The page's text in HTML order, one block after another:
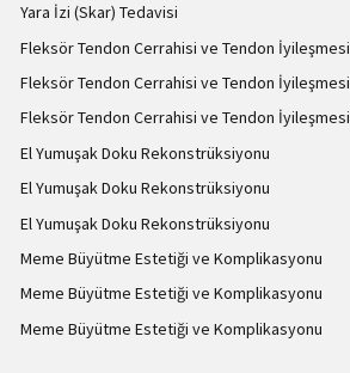
Yara İzi (Skar) Tedavisi
Fleksör Tendon Cerrahisi ve Tendon İyileşmesi
Fleksör Tendon Cerrahisi ve Tendon İyileşmesi
Fleksör Tendon Cerrahisi ve Tendon İyileşmesi
El Yumuşak Doku Rekonstrüksiyonu
El Yumuşak Doku Rekonstrüksiyonu
El Yumuşak Doku Rekonstrüksiyonu
Meme Büyütme Estetiği ve Komplikasyonu
Meme Büyütme Estetiği ve Komplikasyonu
Meme Büyütme Estetiği ve Komplikasyonu